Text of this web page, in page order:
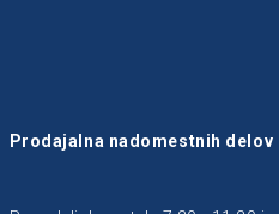
Prodajalna nadomestnih delov